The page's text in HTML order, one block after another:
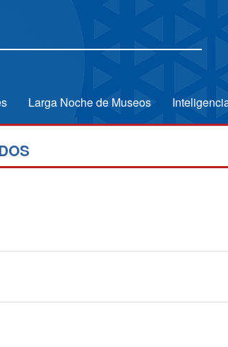
Larga Noche de Museos